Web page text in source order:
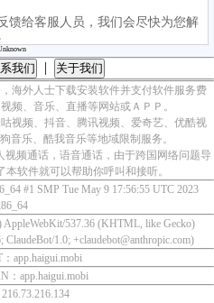
馈给客服人员，我们会尽快为您解
我们 关于我们
海外人士下载安装软件并支付软件服务费
频、音乐、直播等网站或ＡＰＰ。
视频、抖音、腾讯视频、爱奇艺、优酷视
音乐、酷我音乐等地域限制服务。
频通话，语音通话，由于跨国网络问题导
软件就可以帮助你呼叫和接听。
#1 SMP Tue May 9 17:56:55 UTC 2023
537.36 (KHTML, like Gecko)
1.0; +claudebot@anthropic.com)
app.haigui.mobi
：app.haigui.mobi